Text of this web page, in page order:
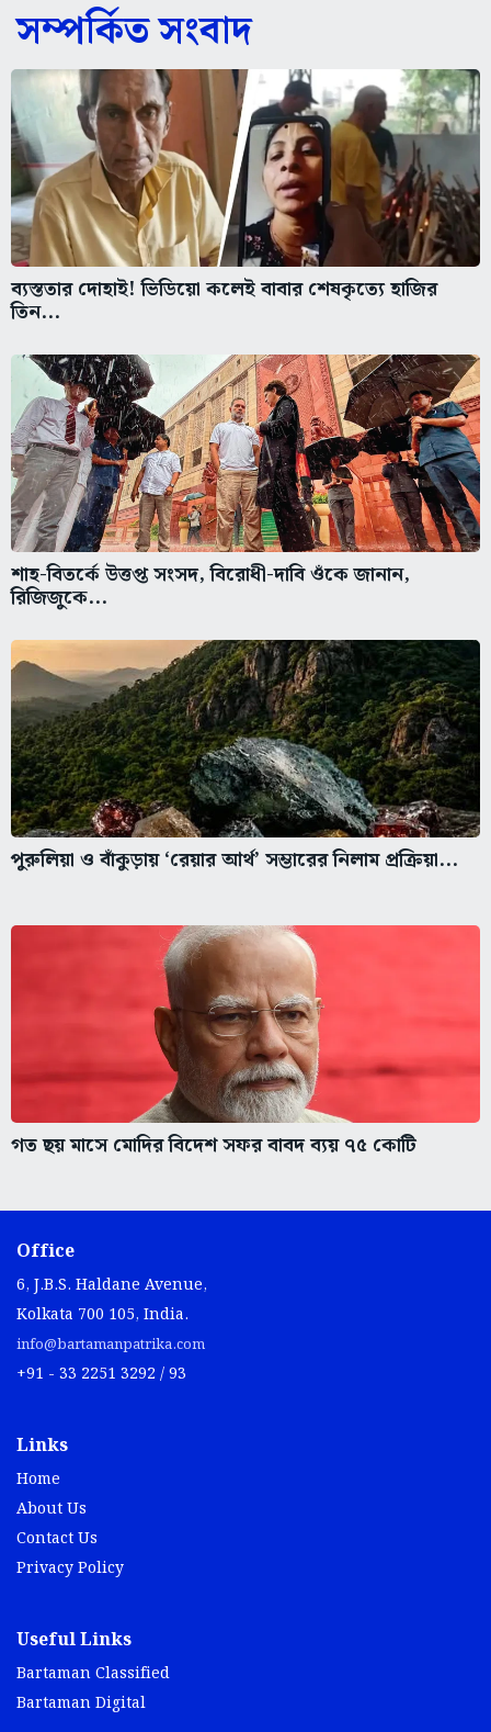
সম্পর্কিত সংবাদ
ব্যস্ততার দোহাই! ভিডিয়ো কলেই বাবার শেষকৃত্যে হাজির
তিন...
শাহ-বিতর্কে উত্তপ্ত সংসদ, বিরোধী-দাবি ওঁকে জানান,
রিজিজুকে...
পুরুলিয়া ও বাঁকুড়ায় ‘রেয়ার আর্থ’ সম্ভারের নিলাম প্রক্রিয়া...
গত ছয় মাসে মোদির বিদেশ সফর বাবদ ব্যয় ৭৫ কোটি
Office
6, J.B.S. Haldane Avenue,
Kolkata 700 105, India.
info@bartamanpatrika.com
+91 - 33 2251 3292 / 93
Links
Home
About Us
Contact Us
Privacy Policy
Useful Links
Bartaman Classified
Bartaman Digital